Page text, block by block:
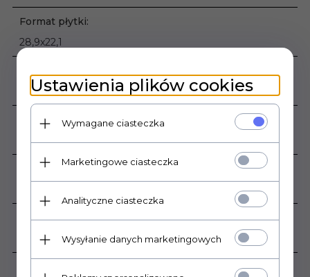
Format płytki:
28,9x22,1
Mrozoodporność:
Nie
Ilość sztuk w opakowaniu:
Rodzaj powierzchni:
Połysk
Ustawienia plików cookies
Wymagane ciasteczka
Marketingowe ciasteczka
Analityczne ciasteczka
Wysyłanie danych marketingowych